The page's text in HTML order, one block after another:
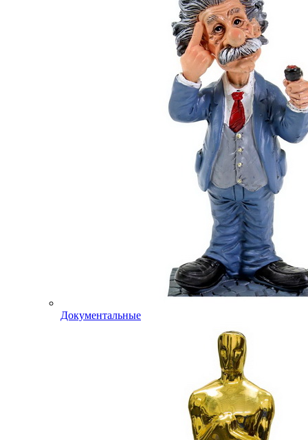
Документальные